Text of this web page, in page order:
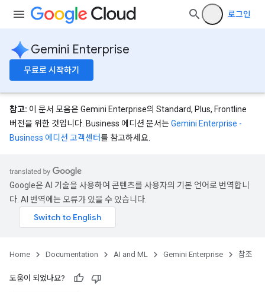
로그인
Gemini Enterprise
무료로 시작하기
참고: 이 문서 모음은 Gemini Enterprise의 Standard, Plus, Frontline
버전을 위한 것입니다. Business 에디션 문서는Gemini Enterprise -
Business 에디션 고객센터를 참고하세요.
Google은 AI 기술을 사용하여 콘텐츠를 사용자의 기본 언어로 번역합니
다. AI 번역에는 오류가 있을 수 있습니다.
Home Documentation AI and ML Gemini Enterprise 참조
도움이 되었나요?